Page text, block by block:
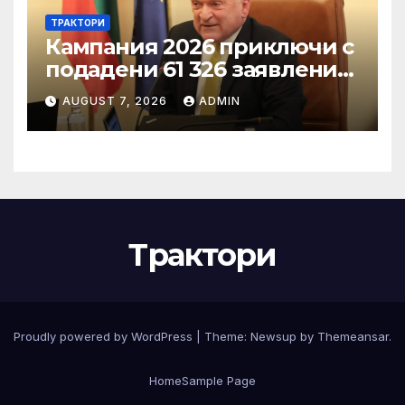
ТРАКТОРИ
Кампания 2026 приключи с
подадени 61 326 заявления
за подпомагане
AUGUST 7, 2026 ADMIN
Трактори
Proudly powered by WordPress Theme: Newsup by Themeansar.
HomeSample Page